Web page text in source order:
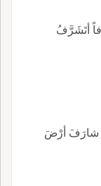
ـ قَوْلُهُم: أعُدُّ إتْيانَكُم شُرْفَةً: فَضْلاً وشَرَفاً أتَشَرَّفُ
ـ شُرافِيُّ: ثِيابٌ بيضٌ، أو ما يُشْتَرَى مِمَّا شارَفَ أرْضَ